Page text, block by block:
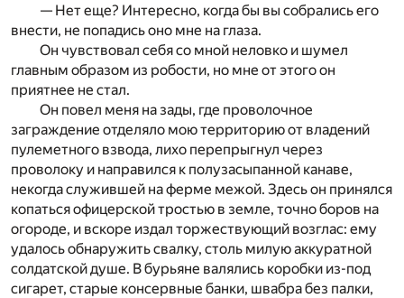
— Нет еще? Интересно, когда бы вы собрались его
внести, не попадись оно мне на глаза.
Он чувствовал себя со мной неловко и шумел
главным образом из робости, но мне от этого он
приятнее не стал.
Он повел меня на зады, где проволочное
заграждение отделяло мою территорию от владений
пулеметного взвода, лихо перепрыгнул через
проволоку и направился к полузасыпанной канаве,
некогда служившей на ферме межой. Здесь он принялся
копаться офицерской тростью в земле, точно боров на
огороде, и вскоре издал торжествующий возглас: ему
удалось обнаружить свалку, столь милую аккуратной
солдатской душе. В бурьяне валялись коробки из-под
сигарет, старые консервные банки, швабра без палки,